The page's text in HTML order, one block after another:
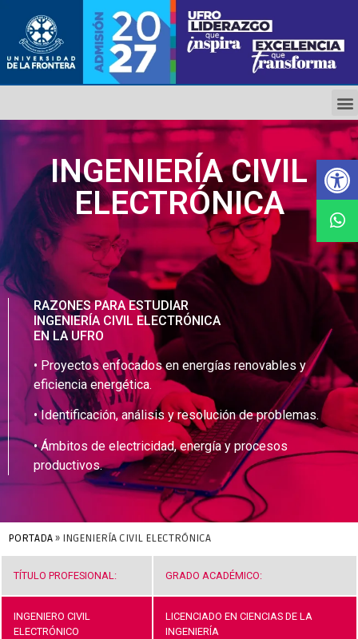
INGENIERÍA CIVIL
ELECTRÓNICA
RAZONES PARA ESTUDIAR
INGENIERÍA CIVIL ELECTRÓNICA
EN LA UFRO
• Proyectos enfocados en energías renovables y
eficiencia energética.
• Identificación, análisis y resolución de problemas.
• Ámbitos de electricidad, energía y procesos
productivos.
PORTADA» INGENIERÍA CIVIL ELECTRÓNICA
TÍTULO PROFESIONAL: GRADO ACADÉMICO:
INGENIERO CIVIL
ELECTRÓNICO
LICENCIADO EN CIENCIAS DE LA
INGENIERÍA